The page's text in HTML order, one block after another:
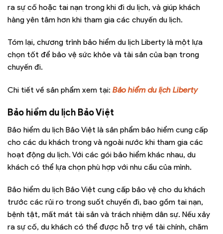
ra sự cố hoặc tai nạn trong khi đi du lịch, và giúp khách
hàng yên tâm hơn khi tham gia các chuyến du lịch.
Tóm lại, chương trình bảo hiểm du lịch Liberty là một lựa
chọn tốt để bảo vệ sức khỏe và tài sản của bạn trong
chuyến đi.
Chi tiết về sản phẩm xem tại: Bảo hiểm du lịch Liberty
Bảo hiểm du lịch Bảo Việt
Bảo hiểm du lịch Bảo Việt là sản phẩm bảo hiểm cung cấp
cho các du khách trong và ngoài nước khi tham gia các
hoạt động du lịch. Với các gói bảo hiểm khác nhau, du
khách có thể lựa chọn phù hợp với nhu cầu của mình.
Bảo hiểm du lịch Bảo Việt cung cấp bảo vệ cho du khách
trước các rủi ro trong suốt chuyến đi, bao gồm tai nạn,
bệnh tật, mất mát tài sản và trách nhiệm dân sự. Nếu xảy
ra sự cố, du khách có thể được hỗ trợ về tài chính, chăm